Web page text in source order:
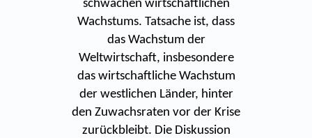
schwachen wirtschaftlichen
Wachstums. Tatsache ist, dass
das Wachstum der
Weltwirtschaft, insbesondere
das wirtschaftliche Wachstum
der westlichen Länder, hinter
den Zuwachsraten vor der Krise
zurückbleibt. Die Diskussion